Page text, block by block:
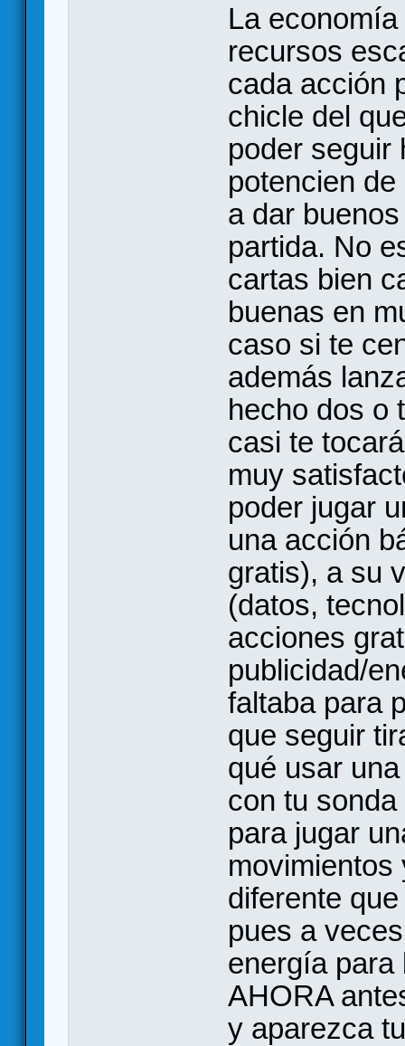
La
recursos
cada acción
chicle del
poder seguir
potencien
a dar
partida. No
cartas bien
buenas en
caso si te
además
hecho dos o
casi te
muy
poder jugar
una acción
gratis), a su
(datos,
acciones
publicidad/
faltaba para
que seguir
qué usar
con tu
para jugar
movimientos
diferente
pues a
energía para
AHORA
y aparezca